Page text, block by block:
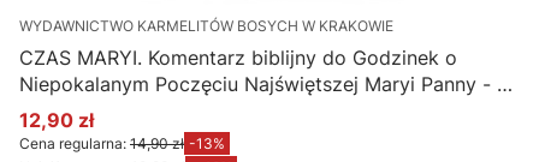
WYDAWNICTWO KARMELITÓW BOSYCH W KRAKOWIE
CZAS MARYI. Komentarz biblijny do Godzinek o
Niepokalanym Poczęciu Najświętszej Maryi Panny - o.
Marcin Fizia OCD
Cena promocyjna
12,90 zł
Cena regularna: 14,90 zł -13%